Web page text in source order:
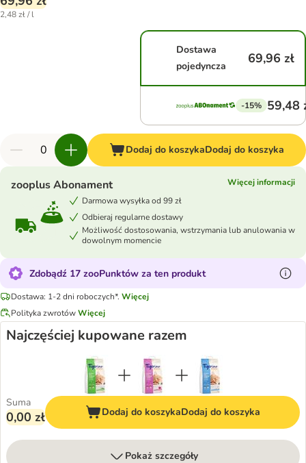
2,48 zł / l
Dostawa
pojedyncza
69,96 zł
-15% 59,48
Dodaj do koszykaDodaj do koszyka
zooplus Abonament
Więcej informacji
Darmowa wysyłka od 99 zł
Odbieraj regularne dostawy
Możliwość dostosowania, wstrzymania lub anulowania w
dowolnym momencie
Zdobądź 17 zooPunktów za ten produkt
Dostawa: 1-2 dni roboczych*. Więcej
Polityka zwrotówWięcej
Najczęściej kupowane razem
Suma
0,00 zł Dodaj do koszykaDodaj do koszyka
Pokaż szczegóły